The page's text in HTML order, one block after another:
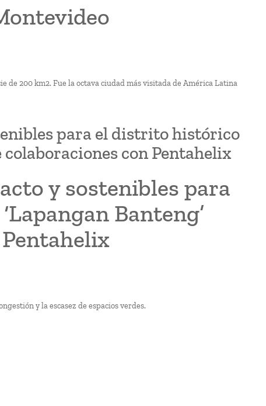
de 200 km2. Fue la octava ciudad más visitada de América Latina
para el distrito histórico
con Pentahelix
y sostenibles para
Banteng’
y la escasez de espacios verdes.